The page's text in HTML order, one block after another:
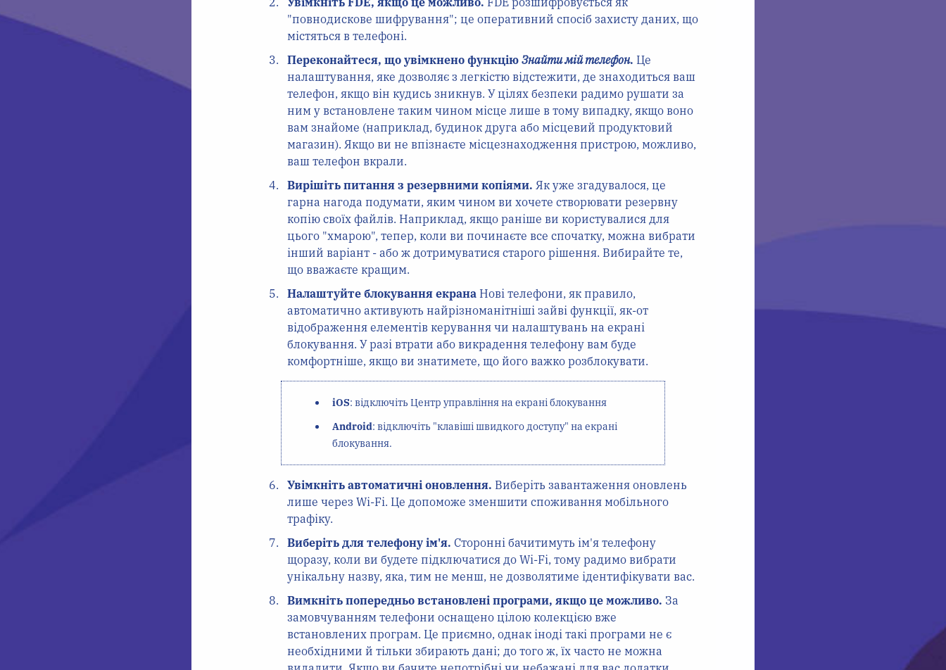
"повнодискове шифрування"; це оперативний спосіб захисту даних, що
містяться в телефоні.
Переконайтеся, що увімкнено функцію Знайти мій телефон. Це
налаштування, яке дозволяє з легкістю відстежити, де знаходиться ваш
телефон, якщо він кудись зникнув. У цілях безпеки радимо рушати за
ним у встановлене таким чином місце лише в тому випадку, якщо воно
вам знайоме (наприклад, будинок друга або місцевий продуктовий
магазин). Якщо ви не впізнаєте місцезнаходження пристрою, можливо,
ваш телефон вкрали.
Вирішіть питання з резервними копіями. Як уже згадувалося, це
гарна нагода подумати, яким чином ви хочете створювати резервну
копію своїх файлів. Наприклад, якщо раніше ви користувалися для
цього "хмарою", тепер, коли ви починаєте все спочатку, можна вибрати
інший варіант - або ж дотримуватися старого рішення. Вибирайте те,
що вважаєте кращим.
Налаштуйте блокування екрана Нові телефони, як правило,
автоматично активують найрізноманітніші зайві функції, як-от
відображення елементів керування чи налаштувань на екрані
блокування. У разі втрати або викрадення телефону вам буде
комфортніше, якщо ви знатимете, що його важко розблокувати.
iOS: відключіть Центр управління на екрані блокування
Android: відключіть "клавіші швидкого доступу" на екрані
блокування.
Увімкніть автоматичні оновлення. Виберіть завантаження оновлень
лише через Wi-Fi. Це допоможе зменшити споживання мобільного
трафіку.
Виберіть для телефону ім'я. Сторонні бачитимуть ім'я телефону
щоразу, коли ви будете підключатися до Wi-Fi, тому радимо вибрати
унікальну назву, яка, тим не менш, не дозволятиме ідентифікувати вас.
Вимкніть попередньо встановлені програми, якщо це можливо. За
замовчуванням телефони оснащено цілою колекцією вже
встановлених програм. Це приємно, однак іноді такі програми не є
необхідними й тільки збирають дані; до того ж, їх часто не можна